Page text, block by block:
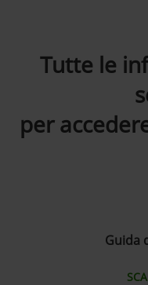
Tutte le
per
Guida